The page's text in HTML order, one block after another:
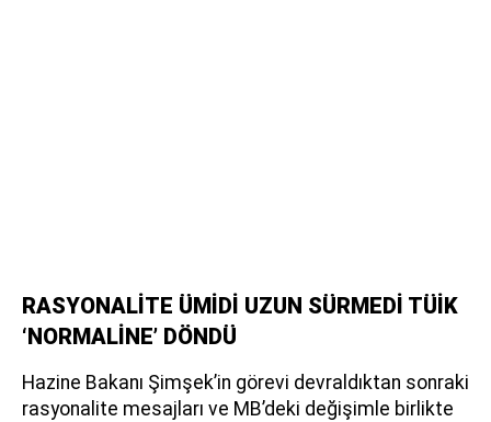
RASYONALİTE ÜMİDİ UZUN SÜRMEDİ TÜİK
‘NORMALİNE’ DÖNDÜ
Hazine Bakanı Şimşek’in görevi devraldıktan sonraki
rasyonalite mesajları ve MB’deki değişimle birlikte